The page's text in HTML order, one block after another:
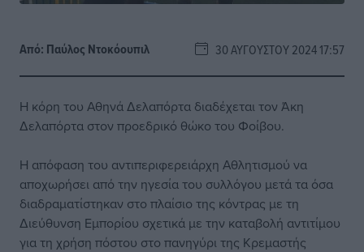
Από: Παύλος Nτοκόουπιλ 30 ΑΥΓΟΎΣΤΟΥ 2024 17:57
Η κόρη του Αθηνά Δελαπόρτα διαδέχεται τον Άκη
Δελαπόρτα στον προεδρικό θώκο του Φοίβου.
Η απόφαση του αντιπεριφερειάρχη Αθλητισμού να
αποχωρήσει από την ηγεσία του συλλόγου μετά τα όσα
διαδραματίστηκαν στο πλαίσιο της κόντρας με τη
Διεύθυνση Εμπορίου σχετικά με την καταβολή αντιτίμου
για τη χρήση πόστου στο πανηγύρι της Κρεμαστής